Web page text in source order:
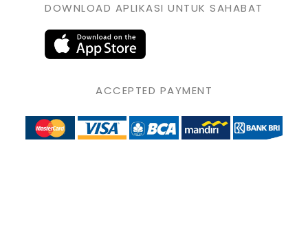
DOWNLOAD APLIKASI UNTUK SAHABAT
ACCEPTED PAYMENT